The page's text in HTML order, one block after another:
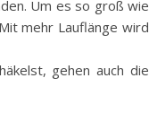
Um es so groß wie
mehr Lauflänge wird
gehen auch die